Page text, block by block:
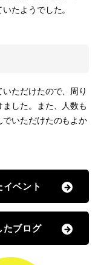
たようでした。
ただけたので、周り
した。また、人数も
いただけたのもよか
ベント
たブログ